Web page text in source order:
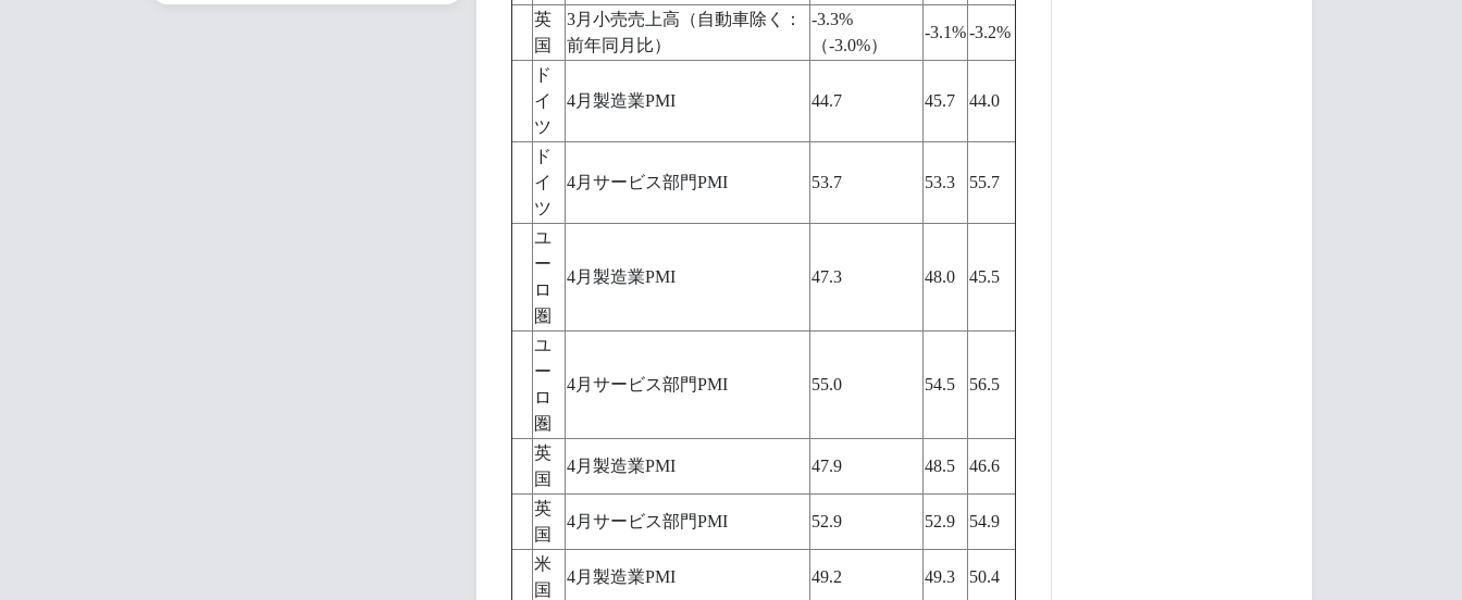
英
国
3月小売売上高（自動車除く：
前年同月比）
-3.3%
（-3.0%）
-3.1%-3.2%
ド
イ
ツ
4月製造業PMI 44.7 45.7 44.0
ド
イ
ツ
4月サービス部門PMI 53.7 53.3 55.7
ユ
ー
ロ
圏
4月製造業PMI 47.3 48.0 45.5
ユ
ー
ロ
圏
4月サービス部門PMI 55.0 54.5 56.5
英
国
4月製造業PMI 47.9 48.5 46.6
英
国
4月サービス部門PMI 52.9 52.9 54.9
米
国
4月製造業PMI 49.2 49.3 50.4